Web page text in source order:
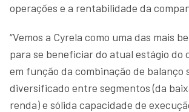
operações e a rentabilidade da
“Vemos a Cyrela como uma das mais
para se beneficiar do atual estágio do
em função da combinação de balanço
diversificado entre segmentos (da
renda) e sólida capacidade de